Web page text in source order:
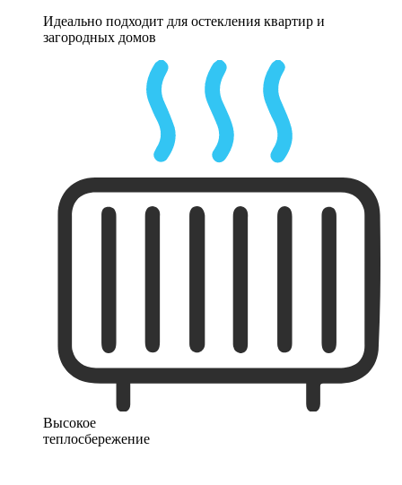
Идеально подходит для остекления квартир и
загородных домов
Высокое
теплосбережение